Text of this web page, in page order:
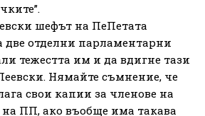
шефът на ПеПетата
отделни парламентарни
тежестта им и да вдигне тази
Нямайте съмнение, че
свои капии за членове на
на ПП, ако въобще има такава